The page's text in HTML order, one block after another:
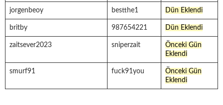
jorgenbeoy bestthe1 Dün Eklendi
britby 987654221 Dün Eklendi
zaitsever2023 sniperzait
Önceki Gün
Eklendi
smurf91 fuck91you
Önceki Gün
Eklendi